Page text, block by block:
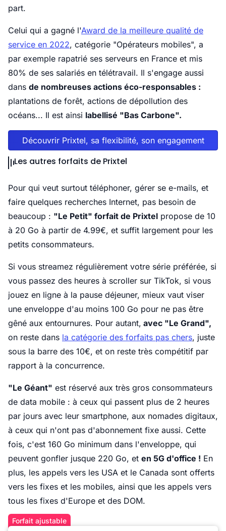
part.
Celui qui a gagné l'Award de la meilleure qualité de
service en 2022, catégorie "Opérateurs mobiles", a
par exemple rapatrié ses serveurs en France et mis
80% de ses salariés en télétravail. Il s'engage aussi
dans de nombreuses actions éco-responsables :
plantations de forêt, actions de dépollution des
océans... Il est ainsi labellisé "Bas Carbone".
Découvrir Prixtel, sa flexibilité, son engagement
Les autres forfaits de Prixtel
Pour qui veut surtout téléphoner, gérer se e-mails, et
faire quelques recherches Internet, pas besoin de
beaucoup : "Le Petit" forfait de Prixtel propose de 10
à 20 Go à partir de 4.99€, et suffit largement pour les
petits consommateurs.
Si vous streamez régulièrement votre série préférée, si
vous passez des heures à scroller sur TikTok, si vous
jouez en ligne à la pause déjeuner, mieux vaut viser
une enveloppe d'au moins 100 Go pour ne pas être
gêné aux entournures. Pour autant, avec "Le Grand",
on reste dans la catégorie des forfaits pas chers, juste
sous la barre des 10€, et on reste très compétitif par
rapport à la concurrence.
"Le Géant" est réservé aux très gros consommateurs
de data mobile : à ceux qui passent plus de 2 heures
par jours avec leur smartphone, aux nomades digitaux,
à ceux qui n'ont pas d'abonnement fixe aussi. Cette
fois, c'est 160 Go minimum dans l'enveloppe, qui
peuvent gonfler jusque 220 Go, et en 5G d'office ! En
plus, les appels vers les USA et le Canada sont offerts
vers les fixes et les mobiles, ainsi que les appels vers
tous les fixes d'Europe et des DOM.
Forfait ajustable